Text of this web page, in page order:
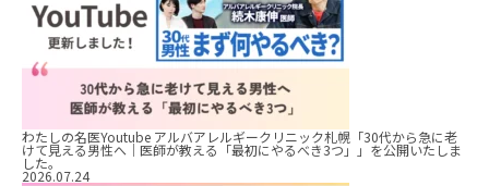
わたしの名医Youtube アルバアレルギークリニック札幌「30代から急に老
けて見える男性へ｜医師が教える「最初にやるべき3つ」」を公開いたしま
した。
2026.07.24